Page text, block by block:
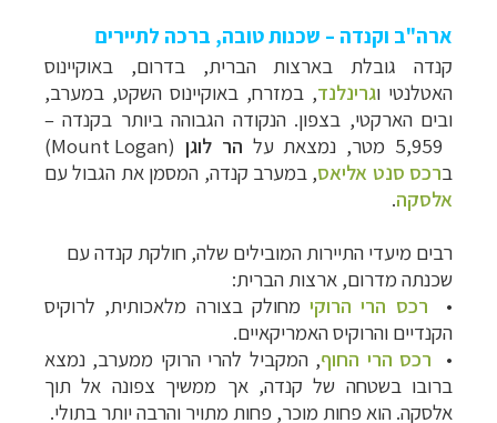
ארה"ב וקנדה – שכנות טובה, ברכה לתיירים
קנדה גובלת בארצות הברית, בדרום, באוקיינוס
האטלנטי וגרינלנד, במזרח, באוקיינוס השקט, במערב,
ובים הארקטי, בצפון. הנקודה הגבוהה ביותר בקנדה –
הר לוגן (
Mount Logan
)
ברכס סנט אליאס, במערב קנדה, המסמן את הגבול עם
אלסקה.
רבים מיעדי התיירות המובילים שלה, חולקת קנדה עם
שכנתה מדרום, ארצות הברית:
• רכס הרי הרוקי מחולק בצורה מלאכותית, לרוקיס
הקנדיים והרוקיס האמריקאיים.
• רכס הרי החוף, המקביל להרי הרוקי ממערב, נמצא
ברובו בשטחה של קנדה, אך ממשיך צפונה אל תוך
אלסקה. הוא פחות מוכר, פחות מתויר והרבה יותר בתולי.